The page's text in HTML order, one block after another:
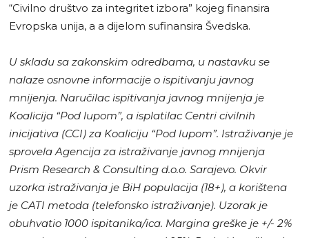
“Civilno društvo za integritet izbora” kojeg finansira
Evropska unija, a a dijelom sufinansira Švedska.
U skladu sa zakonskim odredbama, u nastavku se
nalaze osnovne informacije o ispitivanju javnog
mnijenja. Naručilac ispitivanja javnog mnijenja je
Koalicija “Pod lupom”, a isplatilac Centri civilnih
inicijativa (CCI) za Koaliciju “Pod lupom”. Istraživanje je
sprovela Agencija za istraživanje javnog mnijenja
Prism Research & Consulting d.o.o. Sarajevo. Okvir
uzorka istraživanja je BiH populacija (18+), a korištena
je CATI metoda (telefonsko istraživanje). Uzorak je
obuhvatio 1000 ispitanika/ica. Margina greške je +/- 2%